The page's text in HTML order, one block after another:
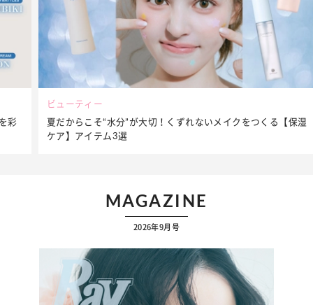
ビューティー
夏だからこそ“水分”が大切！くずれないメイクをつくる【保湿
ケア】アイテム3選
MAGAZINE
2026年9月号